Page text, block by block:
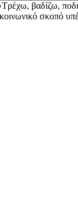
βαδίζω,
σκοπό